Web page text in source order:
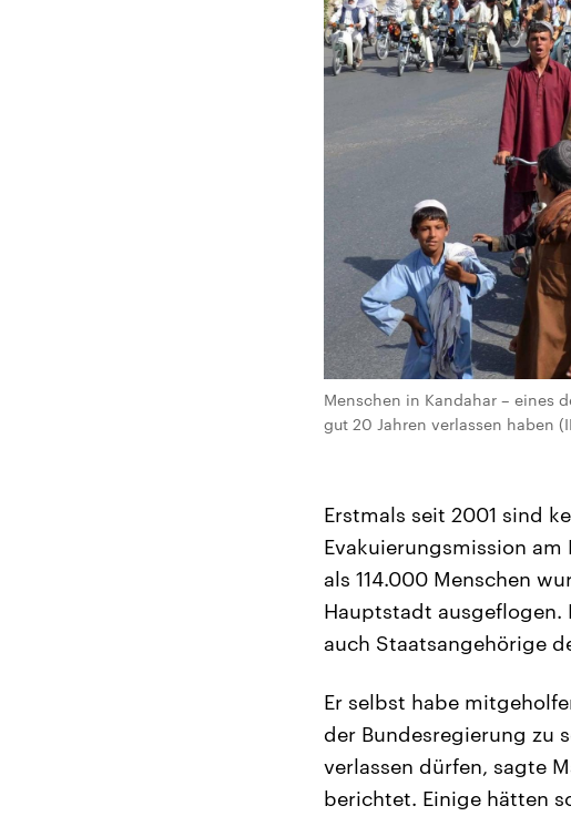
Menschen in Kandahar – eines
gut 20 Jahren verlassen haben
Erstmals seit 2001 sind
Evakuierungsmission
als 114.000 Menschen
Hauptstadt ausgeflogen.
auch Staatsangehörige
Er selbst habe
der Bundesregierung zu
verlassen dürfen, sagte
berichtet. Einige hätten